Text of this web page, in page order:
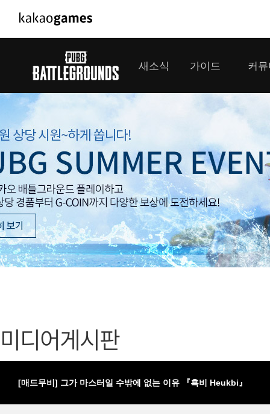
PC/모바일게임
도깨비의세계
아키에이지 워
아레스 : 라이즈 오브 가디언즈
배틀그라
패스 오브
패스 오브
모바일게임
우마무스메 프리티 더비
SMiniz
프렌즈팝콘
서비스
내정보
보안센터
게임시간
새소식
이벤트
업데이트
대회소식
가이드 커
플레이
클랜
모집
미디어게시판
[매드무비] 그가 마스터일 수밖에 없는 이유 『흑비 Heukbi』